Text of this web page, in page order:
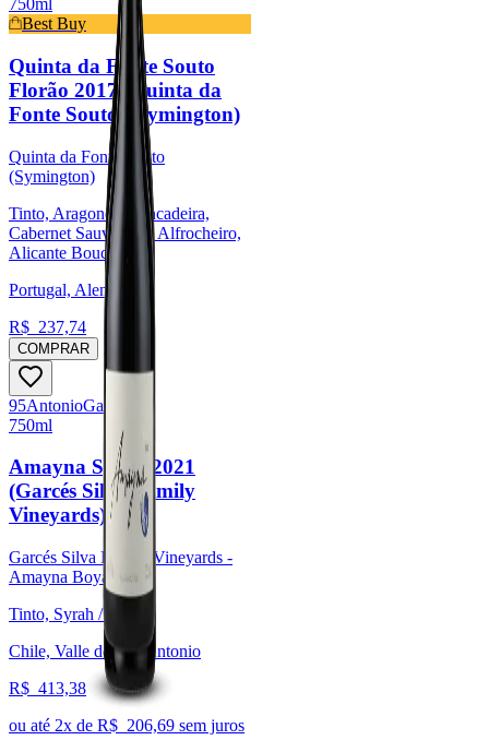
750ml
Best Buy
Quinta da Fonte Souto
Florão 2017 (Quinta da
Fonte Souto - Symington)
Quinta da Fonte Souto
(Symington)
Tinto, Aragonês, Trincadeira,
Cabernet Sauvignon, Alfrocheiro,
Alicante Bouchet
Portugal, Alentejo
R$ 237,74
COMPRAR
95AntonioGalloni
750ml
Amayna Syrah 2021
(Garcés Silva Family
Vineyards)
Garcés Silva Family Vineyards -
Amayna Boya
Tinto, Syrah / Shiraz
Chile, Valle de San Antonio
R$ 413,38
ou até 2x de R$ 206,69 sem juros